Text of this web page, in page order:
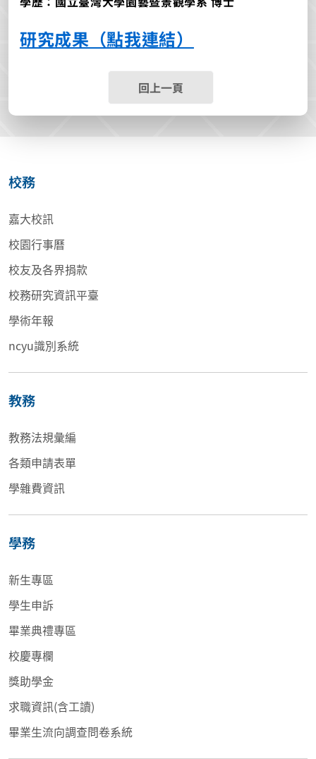
研究成果（點我連結）
回上一頁
校務
嘉大校訊
校園行事曆
校友及各界捐款
校務研究資訊平臺
學術年報
ncyu識別系統
教務
教務法規彙編
各類申請表單
學雜費資訊
學務
新生專區
學生申訴
畢業典禮專區
校慶專欄
獎助學金
求職資訊(含工讀)
畢業生流向調查問卷系統